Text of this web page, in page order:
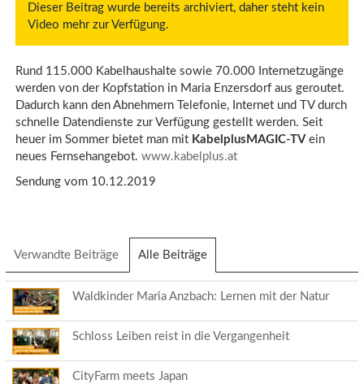
Dieser Beitrag wurde bereits archiviert, daher steht kein
Video mehr zur Verfügung.
Rund 115.000 Kabelhaushalte sowie 70.000 Internetzugänge
werden von der Kopfstation in Maria Enzersdorf aus geroutet.
Dadurch kann den Abnehmern Telefonie, Internet und TV durch
schnelle Datendienste zur Verfügung gestellt werden. Seit
heuer im Sommer bietet man mit KabelplusMAGIC-TVein
neues Fernsehangebot. www.kabelplus.at
Sendung vom 10.12.2019
Verwandte Beiträge Alle Beiträge
Reiter)
Waldkinder Maria Anzbach: Lernen mit der Natur
Schloss Leiben reist in die Vergangenheit
CityFarm meets Japan